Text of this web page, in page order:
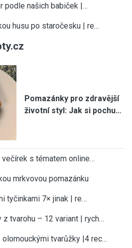
podle našich babiček |…
husu po staročesku | re…
Pomazánky pro zdravější
životní styl: Jak si pochu…
s tématem online…
mrkvovou pomazánku
tyčinkami 7× jinak | re…
tvarohu – 12 variant | rych…
tvarůžky |4 rec…